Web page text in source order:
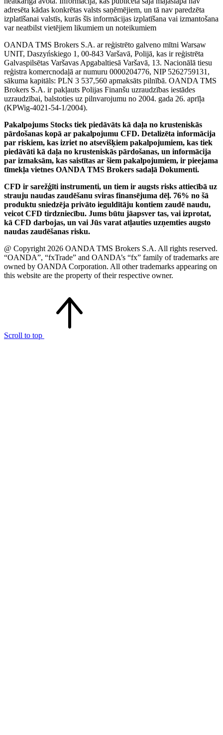
adresēta kādas konkrētas valsts saņēmējiem, un tā nav paredzēta
izplatīšanai valstīs, kurās šīs informācijas izplatīšana vai izmantošana
var neatbilst vietējiem likumiem un noteikumiem
OANDA TMS Brokers S.A. ar reģistrēto galveno mītni Warsaw
UNIT, Daszyńskiego 1, 00-843 Varšavā, Polijā, kas ir reģistrēta
Galvaspilsētas Varšavas Apgabaltiesā Varšavā, 13. Nacionālā tiesu
reģistra komercnodaļā ar numuru 0000204776, NIP 5262759131,
sākuma kapitāls: PLN 3 537,560 apmaksāts pilnībā. OANDA TMS
Brokers S.A. ir pakļauts Polijas Finanšu uzraudzības iestādes
uzraudzībai, balstoties uz pilnvarojumu no 2004. gada 26. aprīļa
(KPWig-4021-54-1/2004).
Pakalpojums Stocks tiek piedāvāts kā daļa no krusteniskās
pārdošanas kopā ar pakalpojumu CFD. Detalizēta informācija
par riskiem, kas izriet no atsevišķiem pakalpojumiem, kas tiek
piedāvāti kā daļa no krusteniskās pārdošanas, un informācija
par izmaksām, kas saistītas ar šiem pakalpojumiem, ir pieejama
tīmekļa vietnes OANDA TMS Brokers sadaļā Dokumenti.
CFD ir sarežģīti instrumenti, un tiem ir augsts risks attiecībā uz
strauju naudas zaudēšanu sviras finansējuma dēļ. 76% no šā
produktu sniedzēja privāto ieguldītāju kontiem zaudē naudu,
veicot CFD tirdzniecību. Jums būtu jāapsver tas, vai izprotat,
kā CFD darbojas, un vai Jūs varat atļauties uzņemties augsto
naudas zaudēšanas risku.
@ Copyright 2026 OANDA TMS Brokers S.A. All rights reserved.
“OANDA”, “fxTrade” and OANDA’s “fx” family of trademarks are
owned by OANDA Corporation. All other trademarks appearing on
this website are the property of their respective owner.
Scroll to top